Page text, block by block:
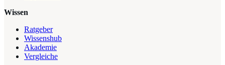
Wissen
Ratgeber
Wissenshub
Akademie
Vergleiche